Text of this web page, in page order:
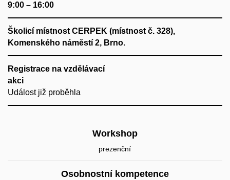
9:00 – 16:00
Školicí místnost CERPEK (místnost č. 328),
Komenského náměstí 2, Brno.
Registrace na vzdělávací
akci
Událost již proběhla
Workshop
prezenční
Osobnostní kompetence